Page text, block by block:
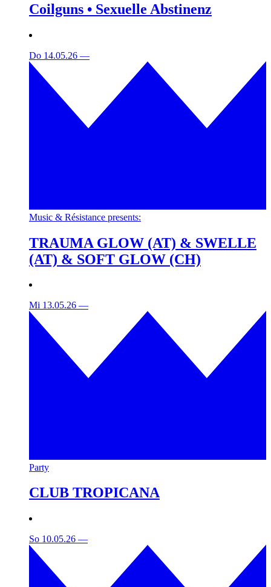
Coilguns • Sexuelle Abstinenz
Do 14.05.26 —
Music & Résistance presents:
TRAUMA GLOW (AT) & SWELLE
(AT) & SOFT GLOW (CH)
Mi 13.05.26 —
Party
CLUB TROPICANA
So 10.05.26 —